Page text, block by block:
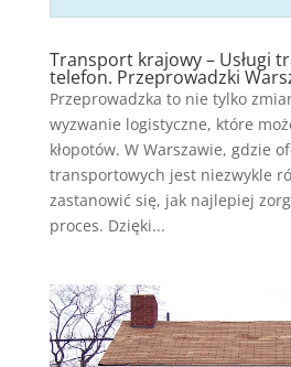
Transport krajowy – Usługi
telefon. Przeprowadzki
Przeprowadzka to nie tylko
wyzwanie logistyczne, które
kłopotów. W Warszawie, gdzie
transportowych jest niezwykle
zastanowić się, jak najlepiej
proces. Dzięki...